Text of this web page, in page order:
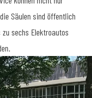
Säulen sind öffentlich
sechs Elektroautos